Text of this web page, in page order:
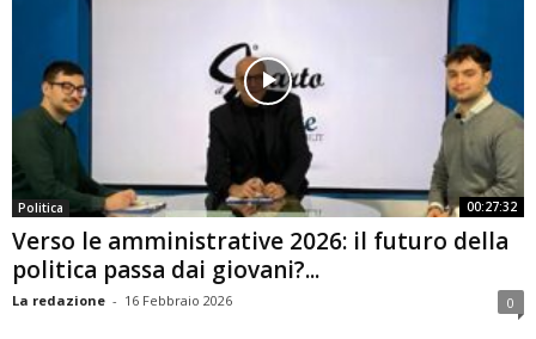
00:27:32
Politica
Verso le amministrative 2026: il futuro della
politica passa dai giovani?...
La redazione - 16 Febbraio 2026 0